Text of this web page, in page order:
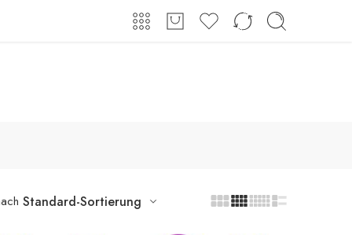
Anmeldung / Registrieren
Standard-Sortierung